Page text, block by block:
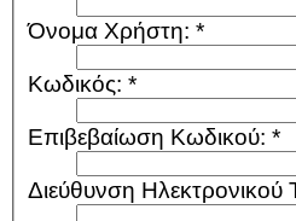
Όνομα Χρήστη: *
Κωδικός: *
Επιβεβαίωση Κωδικού: *
Διεύθυνση Ηλεκτρονικού